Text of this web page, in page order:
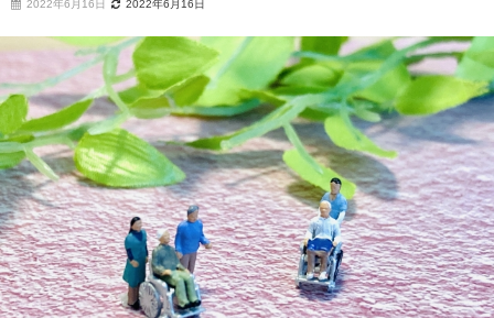
2022年6月16日 2022年6月16日